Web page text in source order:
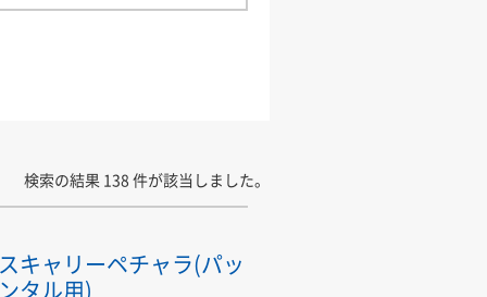
検索の結果 138 件が該当しました。
キャリーペチャラ(パッ
タル用)